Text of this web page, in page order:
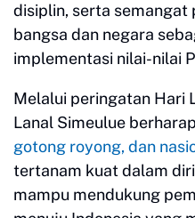
disiplin, serta semangat
bangsa dan negara
implementasi nilai-nilai
Melalui peringatan Hari
Lanal Simeulue berharap
gotong royong, dan
tertanam kuat dalam
mampu mendukung